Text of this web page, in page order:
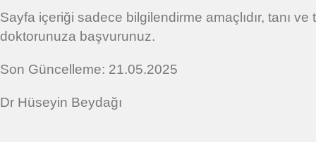
Sayfa içeriği sadece bilgilendirme amaçlıdır, tanı
doktorunuza başvurunuz.
Son Güncelleme: 21.05.2025
Dr Hüseyin Beydağı